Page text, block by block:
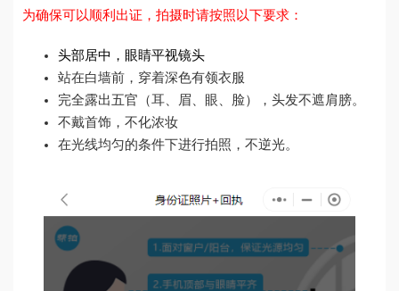
为确保可以顺利出证，拍摄时请按照以下要求：
头部居中，眼睛平视镜头
站在白墙前，穿着深色有领衣服
完全露出五官（耳、眉、眼、脸），头发不遮肩膀。
不戴首饰，不化浓妆
在光线均匀的条件下进行拍照，不逆光。